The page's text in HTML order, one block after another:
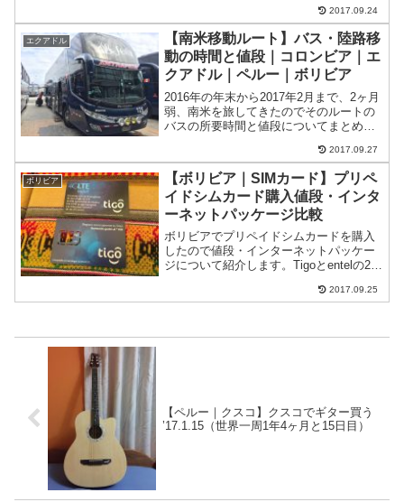
スに乗れるというのですぐにそれに飛び
乗る。40ソレス約5時間でイカに到着。...
2017.09.24
エクアドル
【南米移動ルート】バス・陸路移
動の時間と値段｜コロンビア｜エ
クアドル｜ペルー｜ボリビア
2016年の年末から2017年2月まで、2ヶ月
弱、南米を旅してきたのでそのルートの
バスの所要時間と値段についてまとめま
リ（コロンビア）→イピアレス（コロン
ビア）→キト（エクアドル)→クエンカ
（エクアドル）...
2017.09.27
ボリビア
【ボリビア｜SIMカード】プリペ
イドシムカード購入値段・インタ
ーネットパッケージ比較
ボリビアでプリペイドシムカードを購入
したので値段・インターネットパッケー
ジについて紹介します。Tigoとentelの2社
ーナ、ウユニ、ラパスで4G（LTE）が使
2017.09.25
【ペルー｜クスコ】クスコでギター買う
’17.1.15（世界一周1年4ヶ月と15日目）